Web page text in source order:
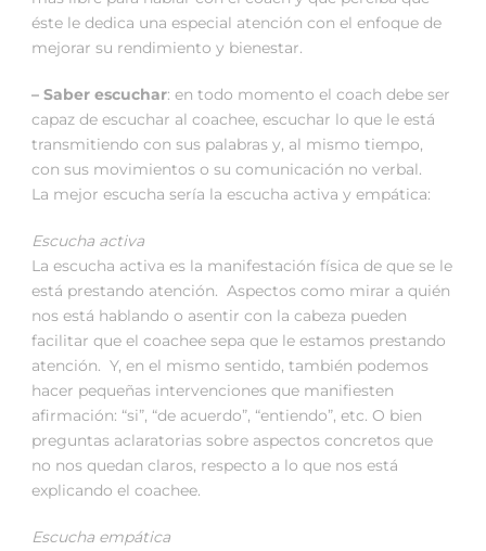
éste le dedica una especial atención con el enfoque de
mejorar su rendimiento y bienestar.
– Saber escuchar: en todo momento el coach debe ser
capaz de escuchar al coachee, escuchar lo que le está
transmitiendo con sus palabras y, al mismo tiempo,
con sus movimientos o su comunicación no verbal.
La mejor escucha sería la escucha activa y empática:
Escucha activa
La escucha activa es la manifestación física de que se le
está prestando atención. Aspectos como mirar a quién
nos está hablando o asentir con la cabeza pueden
facilitar que el coachee sepa que le estamos prestando
atención. Y, en el mismo sentido, también podemos
hacer pequeñas intervenciones que manifiesten
afirmación: “si”, “de acuerdo”, “entiendo”, etc. O bien
preguntas aclaratorias sobre aspectos concretos que
no nos quedan claros, respecto a lo que nos está
explicando el coachee.
Escucha empática